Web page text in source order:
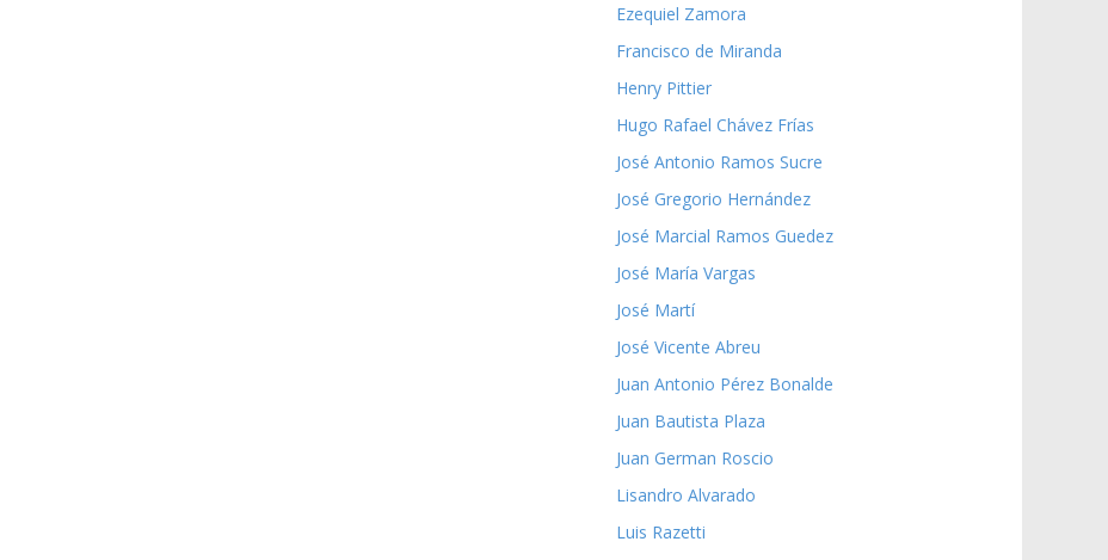
Ezequiel Zamora
Francisco de Miranda
Henry Pittier
Hugo Rafael Chávez Frías
José Antonio Ramos Sucre
José Gregorio Hernández
José Marcial Ramos Guedez
José María Vargas
José Martí
José Vicente Abreu
Juan Antonio Pérez Bonalde
Juan Bautista Plaza
Juan German Roscio
Lisandro Alvarado
Luis Razetti